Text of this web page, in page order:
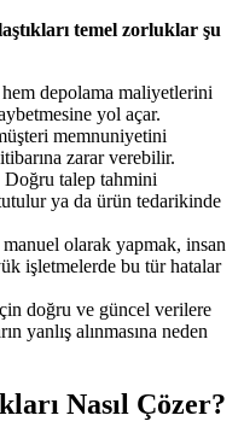
temel zorluklar şu
depolama maliyetlerini
yol açar.
memnuniyetini
zarar verebilir.
Doğru talep tahmini
ya da ürün tedarikinde
olarak yapmak, insan
işletmelerde bu tür hatalar
doğru ve güncel verilere
yanlış alınmasına neden
Nasıl Çözer?